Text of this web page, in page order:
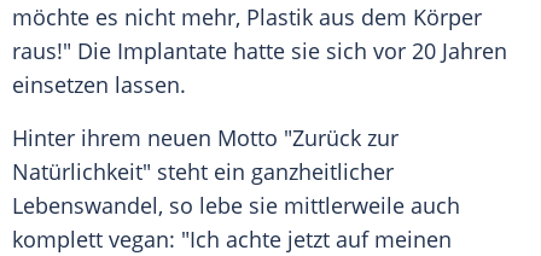
möchte es nicht mehr, Plastik aus dem Körper
raus!" Die Implantate hatte sie sich vor 20 Jahren
einsetzen lassen.
Hinter ihrem neuen Motto "Zurück zur
Natürlichkeit" steht ein ganzheitlicher
Lebenswandel, so lebe sie mittlerweile auch
komplett vegan: "Ich achte jetzt auf meinen